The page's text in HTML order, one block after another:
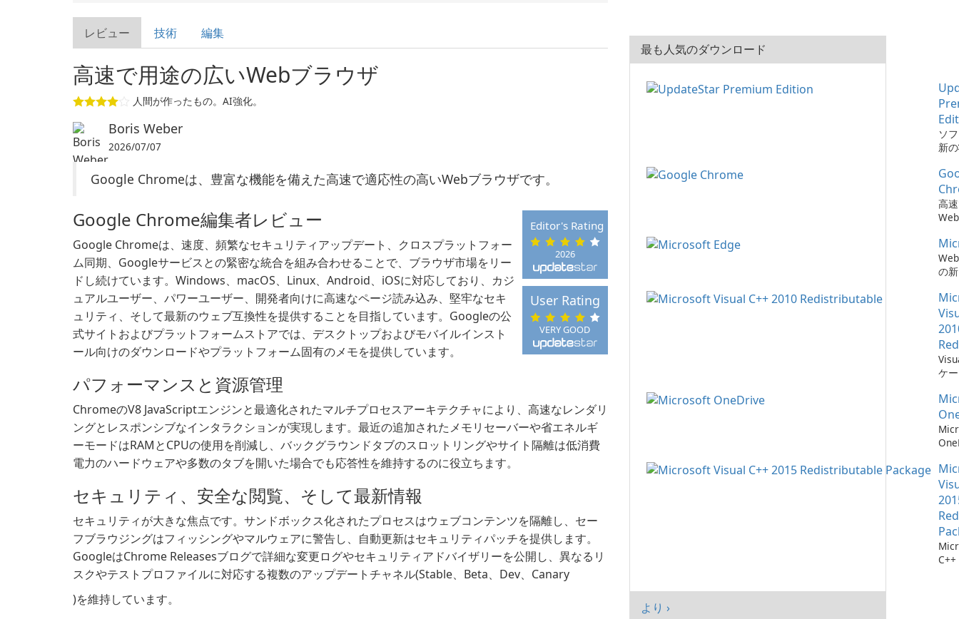
レビュー 技術 編集
高速で用途の広いWebブラウザ
人間が作ったもの。AI強化。
Boris Weber
2026/07/07
Google Chromeは、豊富な機能を備えた高速で適応性の高いWebブラウザです。
2026
Editor's Rating
VERY GOOD
User Rating
Google Chrome編集者レビュー
Google Chromeは、速度、頻繁なセキュリティアップデート、クロスプラットフォー
ム同期、Googleサービスとの緊密な統合を組み合わせることで、ブラウザ市場をリー
ドし続けています。Windows、macOS、Linux、Android、iOSに対応しており、カジ
ュアルユーザー、パワーユーザー、開発者向けに高速なページ読み込み、堅牢なセキ
ュリティ、そして最新のウェブ互換性を提供することを目指しています。Googleの公
式サイトおよびプラットフォームストアでは、デスクトップおよびモバイルインスト
ール向けのダウンロードやプラットフォーム固有のメモを提供しています。
パフォーマンスと資源管理
ChromeのV8 JavaScriptエンジンと最適化されたマルチプロセスアーキテクチャにより、高速なレンダリ
ングとレスポンシブなインタラクションが実現します。最近の追加されたメモリセーバーや省エネルギ
ーモードはRAMとCPUの使用を削減し、バックグラウンドタブのスロットリングやサイト隔離は低消費
電力のハードウェアや多数のタブを開いた場合でも応答性を維持するのに役立ちます。
セキュリティ、安全な閲覧、そして最新情報
セキュリティが大きな焦点です。サンドボックス化されたプロセスはウェブコンテンツを隔離し、セー
フブラウジングはフィッシングやマルウェアに警告し、自動更新はセキュリティパッチを提供します。
GoogleはChrome Releasesブログで詳細な変更ログやセキュリティアドバイザリーを公開し、異なるリ
スクやテストプロファイルに対応する複数のアップデートチャネル(Stable、Beta、Dev、Canary
)を維持しています。
最も人気のダウンロード
ソ
新
で
簡
た。
高
の
ケ
ー
より ›